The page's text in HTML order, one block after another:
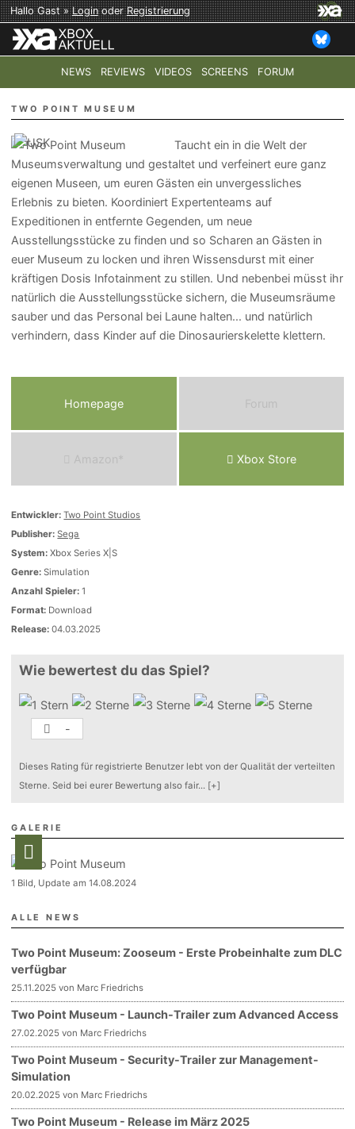
Hallo Gast »LoginoderRegistrierung
NEWS REVIEWS VIDEOS SCREENS FORUM
TOP-THEMEN: COD: MODERN WARFARE 4 HALO:
TWO POINT MUSEUM
Taucht ein in die Welt der
Museumsverwaltung und gestaltet und verfeinert eure ganz
eigenen Museen, um euren Gästen ein unvergessliches
Erlebnis zu bieten. Koordiniert Expertenteams auf
Expeditionen in entfernte Gegenden, um neue
Ausstellungsstücke zu finden und so Scharen an Gästen in
euer Museum zu locken und ihren Wissensdurst mit einer
kräftigen Dosis Infotainment zu stillen. Und nebenbei müsst ihr
natürlich die Ausstellungsstücke sichern, die Museumsräume
sauber und das Personal bei Laune halten... und natürlich
verhindern, dass Kinder auf die Dinosaurierskelette klettern.
Homepage Forum
Amazon* Xbox Store
Entwickler: Two Point Studios
Publisher: Sega
System: Xbox Series X|S
Genre: Simulation
Anzahl Spieler: 1
Format: Download
Release: 04.03.2025
Wie bewertest du das Spiel?
-
Dieses Rating für registrierte Benutzer lebt von der Qualität der verteilten
Sterne. Seid bei eurer Bewertung also fair... [+]
GALERIE
1 Bild, Update am 14.08.2024
ALLE NEWS
Two Point Museum: Zooseum - Erste Probeinhalte zum DLC
verfügbar
25.11.2025 von Marc Friedrichs
Two Point Museum - Launch-Trailer zum Advanced Access
27.02.2025 von Marc Friedrichs
Two Point Museum - Security-Trailer zur Management-
Simulation
20.02.2025 von Marc Friedrichs
Two Point Museum - Release im März 2025